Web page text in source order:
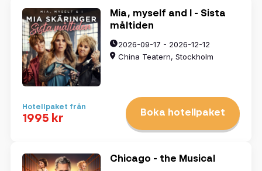
Mia, myself and I - Sista
måltiden
2026-09-17 - 2026-12-12
China Teatern, Stockholm
Hotellpaket från
1995 kr Boka hotellpaket
Chicago - the Musical